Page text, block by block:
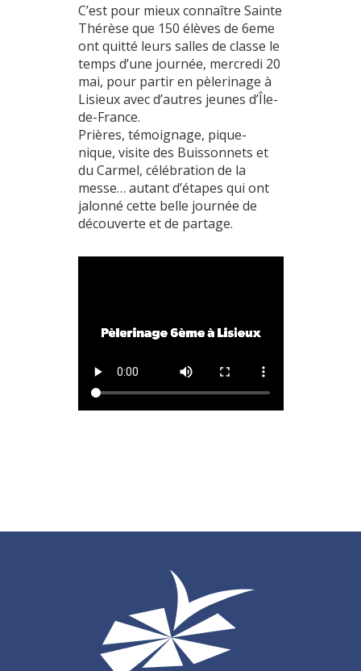
C’est pour mieux connaître Sainte
Thérèse que 150 élèves de 6eme
ont quitté leurs salles de classe le
temps d’une journée, mercredi 20
mai, pour partir en pèlerinage à
Lisieux avec d’autres jeunes d’Île-
de-France.
Prières, témoignage, pique-
nique, visite des Buissonnets et
du Carmel, célébration de la
messe… autant d’étapes qui ont
jalonné cette belle journée de
découverte et de partage.